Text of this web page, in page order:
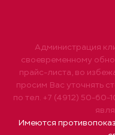
Администрация
своевременному
прайс-листа, во
просим Вас уточнять
по тел. +7 (4912) 50-60-
Имеются